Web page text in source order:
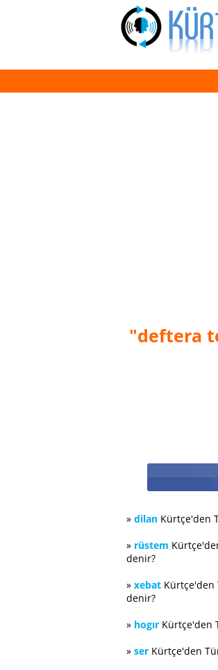
"deftera
» dilan Kürtçe'den
» rüstem
denir?
» xebat Kürtçe'den
denir?
» hogır Kürtçe'den
» ser Kürtçe'den